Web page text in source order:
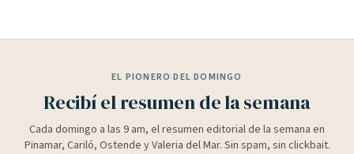
EL PIONERO DEL DOMINGO
Recibí el resumen de la semana
Cada domingo a las 9 am, el resumen editorial de la semana en
Pinamar, Cariló, Ostende y Valeria del Mar. Sin spam, sin clickbait.